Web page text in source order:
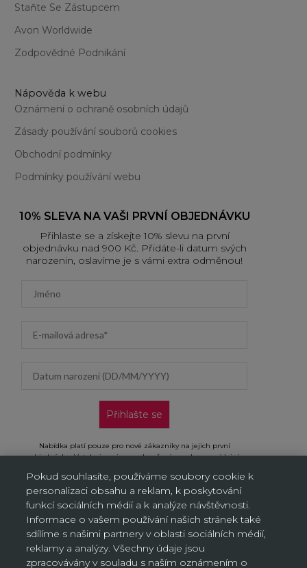
Staňte Se Zástupcem
Avon Worldwide
Zodpovědné Podnikání
Nápověda k webu
Oznámení o ochraně osobních údajů
Zásady používání souborů cookies
Obchodní podmínky
Podmínky používání webu
10% SLEVA NA VAŠI PRVNÍ OBJEDNÁVKU
Přihlaste se a získejte 10% slevu na první
objednávku nad 900 Kč. Přidáte-li datum svých
narozenin, oslavíme je s vámi extra odměnou!
Přihlašte se
Nabídka platí pouze pro nové zákazníky na jejich první
objednávku. Vztahuje se jen na doručení na adresu a výdejní
„Přihlásit se“ potvrzujete, že jste si přečetli Oznámení o ochraně
osobních údajů a souhlasíte s ním.
Nastavení souborů cookie
Pokud souhlasíte, používáme soubory cookie k
personalizaci obsahu a reklam, k poskytování
funkcí sociálních médií a k analýze návštěvnosti.
Informace o vašem používání našich stránek také
sdílíme s našimi partnery v oblasti sociálních médií,
reklamy a analýzy. Všechny údaje jsou
zpracovávány v souladu s naším oznámením o